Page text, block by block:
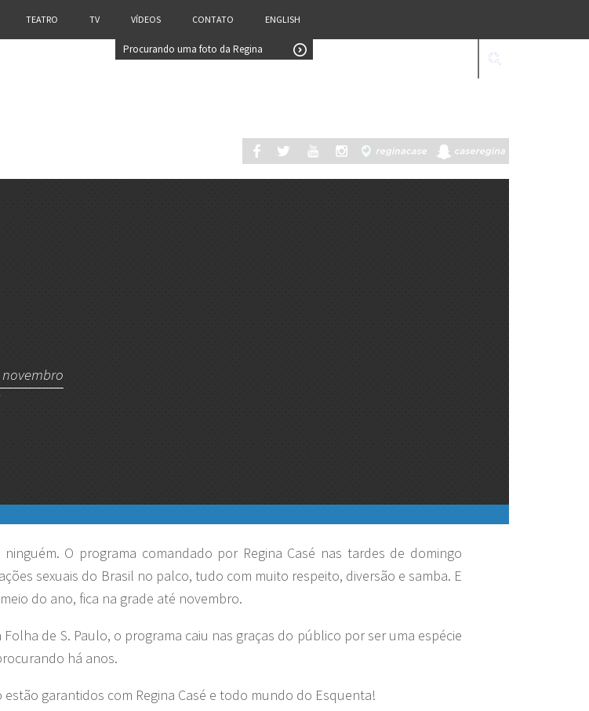
TEATRO TV VÍDEOS CONTATO ENGLISH
Procurando uma foto da Regina
novembro
O programa comandado por Regina Casé nas tardes de domingo
sexuais do Brasil no palco, tudo com muito respeito, diversão e samba. E
do ano, fica na grade até novembro.
de S. Paulo, o programa caiu nas graças do público por ser uma espécie
há anos.
garantidos com Regina Casé e todo mundo do Esquenta!